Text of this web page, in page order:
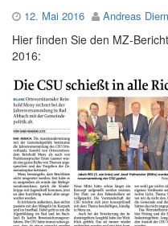
12. Mai 2016 Andreas
Hier finden Sie den MZ-
2016: